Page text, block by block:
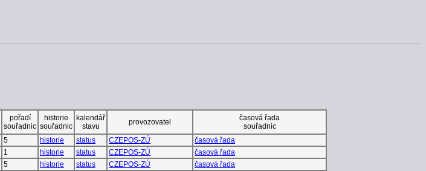
pořadí
souřadnic
historie
souřadnic
kalendář
stavu
provozovatel
časová řada
souřadnic
5 historie status CZEPOS-ZÚ
časová řada
1 historie status CZEPOS-ZÚ
časová řada
5 historie status CZEPOS-ZÚ
časová řada